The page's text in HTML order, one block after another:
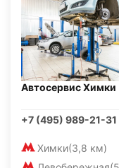
Автосервис Химки
+7 (495) 989-21-31
Химки(3,8 км)